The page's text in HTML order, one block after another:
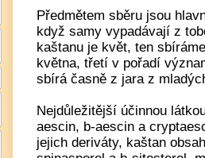
Předmětem sběru jsou
když samy vypadávají z
kaštanu je květ, ten
května, třetí v pořadí
sbírá časně z jara z
Nejdůležitější účinnou
aescin, b-aescin a
jejich deriváty, kaštan